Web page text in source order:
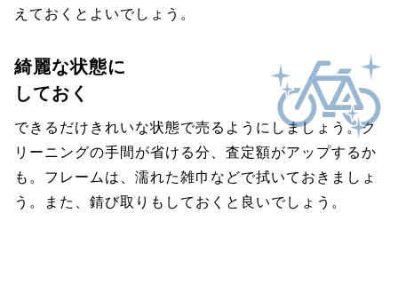
えておくとよいでしょう。
綺麗な状態に
しておく
できるだけきれいな状態で売るようにしましょう。ク
リーニングの手間が省ける分、査定額がアップするか
も。フレームは、濡れた雑巾などで拭いておきましょ
う。また、錆び取りもしておくと良いでしょう。